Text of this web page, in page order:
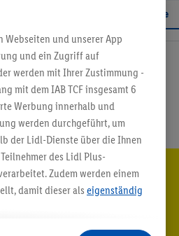
Meine Filiale
sparen³²ᵃ
anmelden
und unserer App
und ein Zugriff auf
werden mit Ihrer Zustimmung -
mit dem IAB TCF insgesamt 6
Werbung innerhalb und
werden durchgeführt, um
der Lidl-Dienste über die Ihnen
des Lidl Plus-
Zudem werden einem
damit dieser als eigenständig